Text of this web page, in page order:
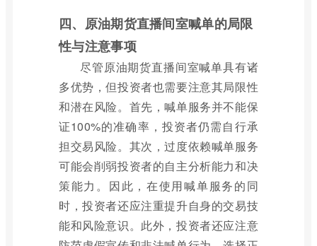
四、原油期货直播间室喊单的局限
性与注意事项
尽管原油期货直播间室喊单具有诸
多优势，但投资者也需要注意其局限性
和潜在风险。首先，喊单服务并不能保
证100%的准确率，投资者仍需自行承
担交易风险。其次，过度依赖喊单服务
可能会削弱投资者的自主分析能力和决
策能力。因此，在使用喊单服务的同
时，投资者还应注重提升自身的交易技
能和风险意识。此外，投资者还应注意